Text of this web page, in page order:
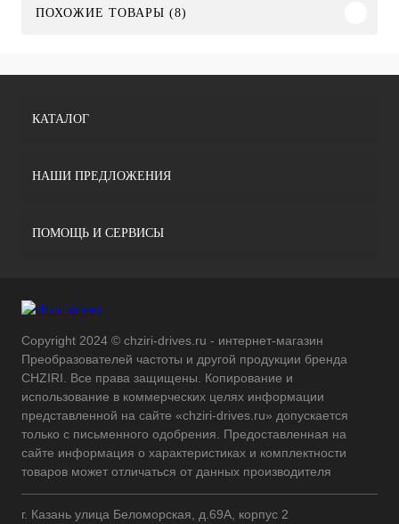
ПОХОЖИЕ ТОВАРЫ (8)
КАТАЛОГ
НАШИ ПРЕДЛОЖЕНИЯ
ПОМОЩЬ И СЕРВИСЫ
Copyright 2024 © chziri-drives.ru - интернет-магазин
Преобразователей частоты и другой продукции бренда
CHZIRI. Все права защищены. Копирование и
использование в коммерческих целях информации
представленной на сайте «chziri-drives.ru» допускается
только с письменного одобрения. Предоставленная на
сайте информация о характеристиках и комплектности
товаров может отличаться от данных производителя
г. Казань улица Беломорская, д.69А, корпус 2